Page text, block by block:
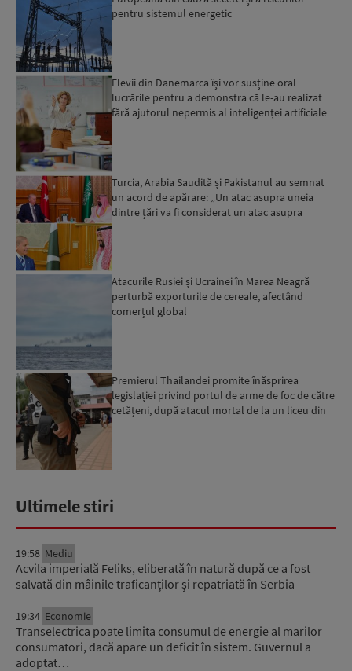
pentru sistemul energetic
Elevii din Danemarca își vor susține oral
lucrările pentru a demonstra că le-au realizat
fără ajutorul nepermis al inteligenței artificiale
Turcia, Arabia Saudită și Pakistanul au semnat
un acord de apărare: „Un atac asupra uneia
dintre țări va fi considerat un atac asupra
Atacurile Rusiei și Ucrainei în Marea Neagră
perturbă exporturile de cereale, afectând
comerțul global
Premierul Thailandei promite înăsprirea
legislației privind portul de arme de foc de către
cetățeni, după atacul mortal de la un liceu din
Ultimele stiri
19:58 Mediu
Acvila imperială Feliks, eliberată în natură după ce a fost
salvată din mâinile traficanților și repatriată în Serbia
19:34 Economie
Transelectrica poate limita consumul de energie al marilor
consumatori, dacă apare un deficit în sistem. Guvernul a
adoptat…